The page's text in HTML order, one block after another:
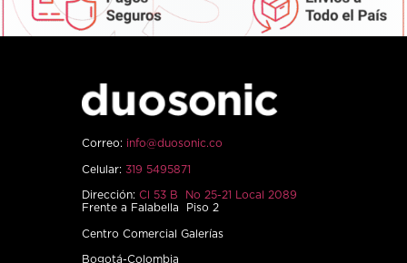
Correo: info@duosonic.co
Celular: 319 5495871
Dirección: Cl 53 B No 25-21 Local 2089
Frente a Falabella Piso 2
Centro Comercial Galerías
Bogotá-Colombia